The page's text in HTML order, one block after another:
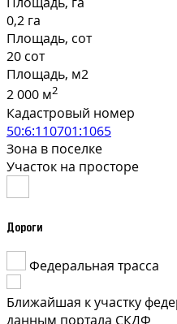
0,2 га
Площадь, сот
20 сот
Площадь, м2
2 000 м2
Кадастровый номер
50:6:110701:1065
Зона в поселке
Участок на просторе
Дороги
Федеральная трасса
Ближайшая к участку
данным портала СКДФ